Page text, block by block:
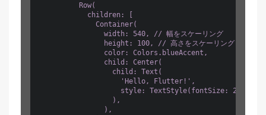
          Row(
            children: [
              Container(
                width: 540, // 幅をスケーリング
                height: 100, // 高さをスケーリング
                color: Colors.blueAccent,
                child: Center(
                  child: Text(
                    'Hello, Flutter!',
style: TextStyle(fontSize: 24.sp),
                  ),
                ),